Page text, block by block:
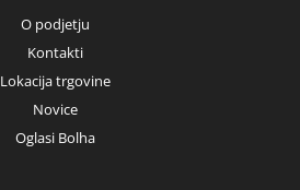
O podjetju
Kontakti
Lokacija trgovine
Novice
Oglasi Bolha